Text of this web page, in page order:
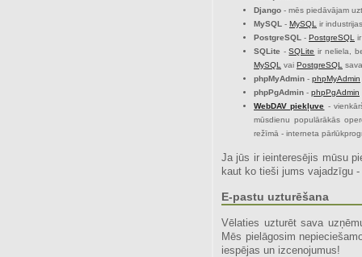
Django - mēs piedāvājam
MySQL - MySQL
ir
PostgreSQL - PostgreSQL
SQLite -SQLite ir neliela,
MySQL
vai PostgreSQL
phpMyAdmin - phpMyAdmin
phpPgAdmin - phpPgAdmin
WebDAV piekļuve -
mūsdienu populārākās
režīmā - interneta
Ja jūs ir ieinteresējis mūsu
kaut ko tieši jums vajadzīgu
E-pastu uzturēšana
Vēlaties uzturēt sava
Mēs pielāgosim
iespējas un izcenojumus!